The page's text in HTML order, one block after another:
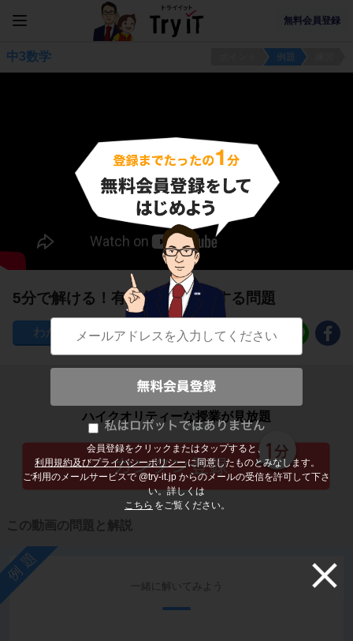
無料会員登録
会員登録をクリックまたはタップすると、
利用規約及びプライバシーポリシー に同意したものとみなします。
ご利用のメールサービスで @try-it.jp からのメールの受信を許可して下さ
い。詳しくは
こちら をご覧ください。
中3数学 例題
5分で解ける！有名角と比に関する問題
70
子どもの勉強から大人の学び直しまで
ハイクオリティーな授業が見放題
この動画の問題と解説
例題
一緒に解いてみよう